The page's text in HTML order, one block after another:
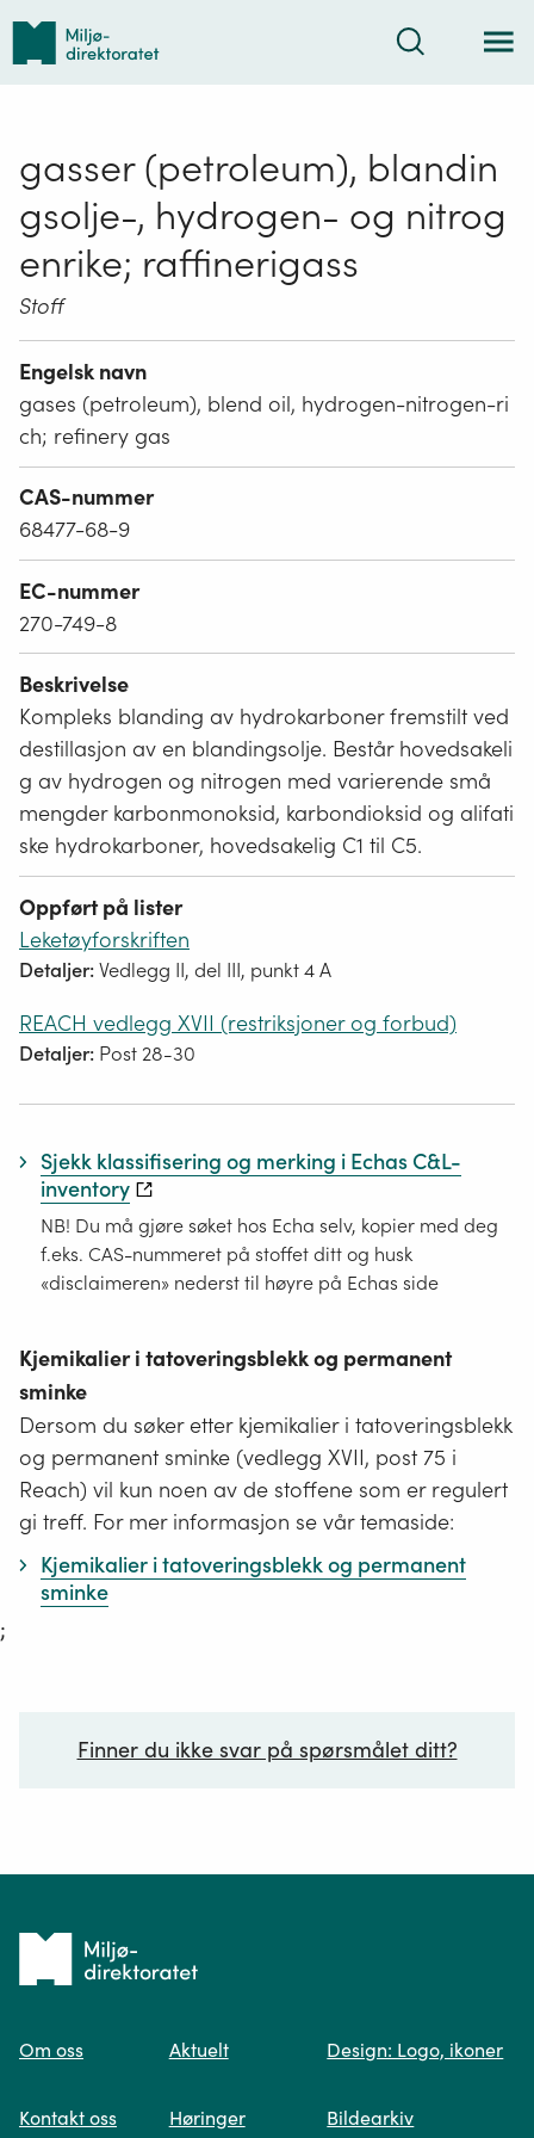
Tilbake
forsiden
Søk
gasser (petroleum), blandin
gsolje-, hydrogen- og nitrog
enrike; raffinerigass
Stoff
Engelsk navn
gases (petroleum), blend oil, hydrogen-nitrogen-ri
ch; refinery gas
CAS-nummer
68477-68-9
EC-nummer
270-749-8
Beskrivelse
Kompleks blanding av hydrokarboner fremstilt ved
destillasjon av en blandingsolje. Består hovedsakeli
g av hydrogen og nitrogen med varierende små
mengder karbonmonoksid, karbondioksid og alifati
ske hydrokarboner, hovedsakelig C1 til C5.
Oppført på lister
Leketøyforskriften
Detaljer:Vedlegg II, del III, punkt 4 A
REACH vedlegg XVII (restriksjoner og forbud)
Detaljer: Post 28-30
Sjekk klassifisering og merking i Echas C&L-
inventory
NB! Du må gjøre søket hos Echa selv, kopier med deg
f.eks. CAS-nummeret på stoffet ditt og husk
«disclaimeren» nederst til høyre på Echas side
Kjemikalier i tatoveringsblekk og permanent
sminke
Dersom du søker etter kjemikalier i tatoveringsblekk
og permanent sminke (vedlegg XVII, post 75 i
Reach) vil kun noen av de stoffene som er regulert
gi treff. For mer informasjon se vår temaside:
Kjemikalier i tatoveringsblekk og permanent
sminke
;
Finner du ikke svar på spørsmålet ditt?
Spør oss
Tilbake
forsiden
Om oss
Kontakt oss
Aktuelt
Høringer
Design: Logo, ikoner
Bildearkiv